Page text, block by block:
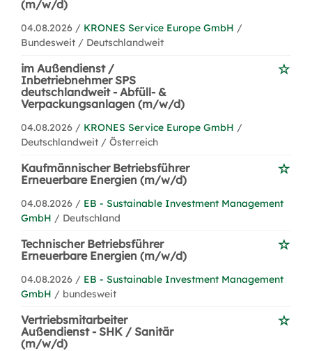
(m/w/d)
04.08.2026 / KRONES Service Europe GmbH /
Bundesweit / Deutschlandweit
im Außendienst /
Inbetriebnehmer SPS
deutschlandweit - Abfüll- &
Verpackungsanlagen (m/w/d)
04.08.2026 / KRONES Service Europe GmbH /
Deutschlandweit / Österreich
Kaufmännischer Betriebsführer
Erneuerbare Energien (m/w/d)
04.08.2026 / EB - Sustainable Investment Management
GmbH / Deutschland
Technischer Betriebsführer
Erneuerbare Energien (m/w/d)
04.08.2026 / EB - Sustainable Investment Management
GmbH / bundesweit
Vertriebsmitarbeiter
Außendienst - SHK / Sanitär
(m/w/d)